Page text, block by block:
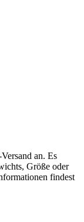
an. Es
Größe oder
findest